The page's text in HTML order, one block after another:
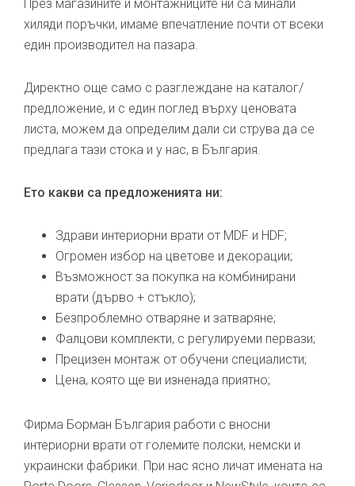
През магазините и монтажниците ни са минали
хиляди поръчки, имаме впечатление почти от всеки
един производител на пазара.
Директно още само с разглеждане на каталог/
предложение, и с един поглед върху ценовата
листа, можем да определим дали си струва да се
предлага тази стока и у нас, в България.
Ето какви са предложенията ни:
Здрави интериорни врати от MDF и HDF;
Огромен избор на цветове и декорации;
Възможност за покупка на комбинирани
врати (дърво + стъкло);
Безпроблемно отваряне и затваряне;
Фалцови комплекти, с регулируеми первази;
Прецизен монтаж от обучени специалисти;
Цена, която ще ви изненада приятно;
Фирма Борман България работи с вносни
интериорни врати от големите полски, немски и
украински фабрики. При нас ясно личат имената на